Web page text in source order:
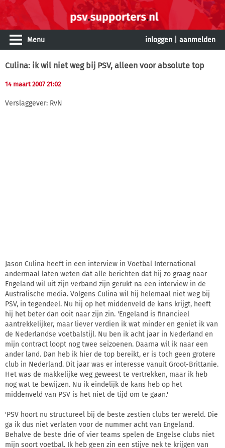
Menu inloggen aanmelden
Culina: ik wil niet weg bij PSV, alleen voor absolute top
14 maart 2007 21:02
Verslaggever: RvN
Jason Culina heeft in een interview in Voetbal International
andermaal laten weten dat alle berichten dat hij zo graag naar
Engeland wil uit zijn verband zijn gerukt na een interview in de
Australische media. Volgens Culina wil hij helemaal niet weg bij
PSV, in tegendeel. Nu hij op het middenveld de kans krijgt, heeft
hij het beter dan ooit naar zijn zin. 'Engeland is financieel
aantrekkelijker, maar liever verdien ik wat minder en geniet ik van
de Nederlandse voetbalstijl. Nu ben ik acht jaar in Nederland en
mijn contract loopt nog twee seizoenen. Daarna wil ik naar een
ander land. Dan heb ik hier de top bereikt, er is toch geen grotere
club in Nederland. Dit jaar was er interesse vanuit Groot-Brittanie.
Het was de makkelijke weg geweest te vertrekken, maar ik heb
nog wat te bewijzen. Nu ik eindelijk de kans heb op het
middenveld van PSV is het niet de tijd om te gaan.'
'PSV hoort nu structureel bij de beste zestien clubs ter wereld. Die
ga ik dus niet verlaten voor de nummer acht van Engeland.
Behalve de beste drie of vier teams spelen de Engelse clubs niet
mijn soort voetbal. Ik heb geen zin een stijve nek te krijgen van